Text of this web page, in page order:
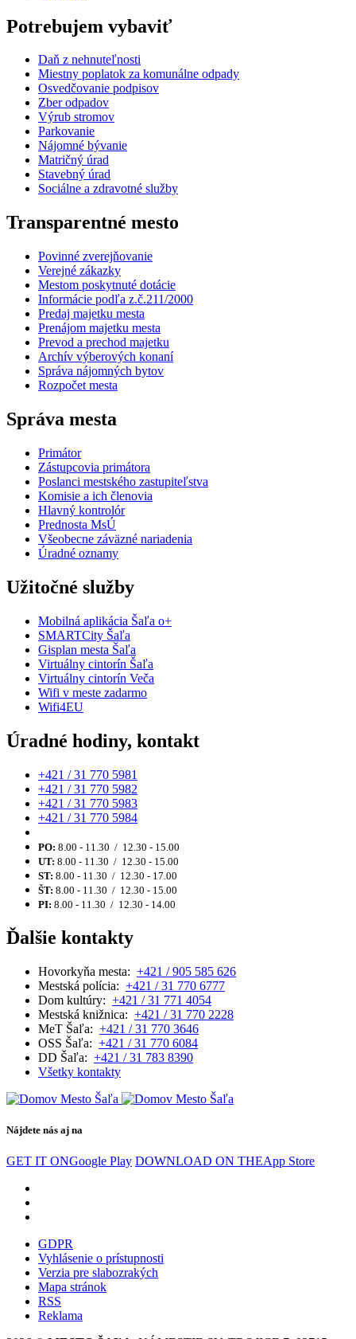
Potrebujem vybaviť
Daň z nehnuteľnosti
Miestny poplatok za komunálne odpady
Osvedčovanie podpisov
Zber odpadov
Výrub stromov
Parkovanie
Nájomné bývanie
Matričný úrad
Stavebný úrad
Sociálne a zdravotné služby
Transparentné mesto
Povinné zverejňovanie
Verejné zákazky
Mestom poskytnuté dotácie
Informácie podľa z.č.211/2000
Predaj majetku mesta
Prenájom majetku mesta
Prevod a prechod majetku
Archív výberových konaní
Správa nájomných bytov
Rozpočet mesta
Správa mesta
Primátor
Zástupcovia primátora
Poslanci mestského zastupiteľstva
Komisie a ich členovia
Hlavný kontrolór
Prednosta MsÚ
Všeobecne záväzné nariadenia
Úradné oznamy
Užitočné služby
Mobilná aplikácia Šaľa o+
SMARTCity Šaľa
Gisplan mesta Šaľa
Virtuálny cintorín Šaľa
Virtuálny cintorín Veča
Wifi v meste zadarmo
Wifi4EU
Úradné hodiny, kontakt
+421 / 31 770 5981
+421 / 31 770 5982
+421 / 31 770 5983
+421 / 31 770 5984
PO: 8.00 - 11.30 / 12.30 - 15.00
UT: 8.00 - 11.30 / 12.30 - 15.00
ST: 8.00 - 11.30 / 12.30 - 17.00
ŠT: 8.00 - 11.30 / 12.30 - 15.00
PI: 8.00 - 11.30 / 12.30 - 14.00
Ďalšie kontakty
Hovorkyňa mesta: +421 / 905 585 626
Mestská polícia: +421 / 31 770 6777
Dom kultúry: +421 / 31 771 4054
Mestská knižnica: +421 / 31 770 2228
MeT Šaľa: +421 / 31 770 3646
OSS Šaľa: +421 / 31 770 6084
DD Šaľa: +421 / 31 783 8390
Všetky kontakty
Nájdete nás aj na
GET IT ONGoogle Play DOWNLOAD ON THEApp Store
GDPR
Vyhlásenie o prístupnosti
Verzia pre slabozrakých
Mapa stránok
RSS
Reklama